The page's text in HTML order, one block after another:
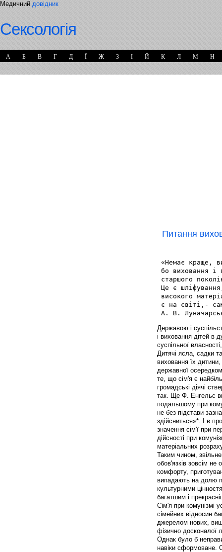
Медичний довідник
Сексологія
А Б В Г Д Ї Ж З І Й К Л М Н
Питання
«Немає краще,
бо виховання і
старшого
Це є
високого
є на світі,-
А. В.
Державою і
і виховання дітей в
суспільної
Дитячі ясла, садки
виховання їх
державної
те, що сім'я є
громадські діячі
так. Ще Ф. Енгельс
подальшому при
не без підстави
здійсниться»*. І в
значення сім'ї при
дійсності при
матеріальних
Таким чином,
обов'язків зовсім
комфорту,
випадають на долю
культурними
багатшим і
Сім'я при комунізмі
сімейних відносин
джерелом нових,
фізично досконалої
Однак було б
навіки сформоване.